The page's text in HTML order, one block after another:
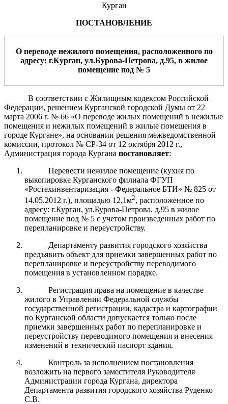
Курган
ПОСТАНОВЛЕНИЕ
О переводе нежилогопомещения, расположенногопо
адресу: г.Курган, ул.Бурова-Петрова, д.95, в жилое
помещение под № 5
В соответствии с Жилищным кодексом Российской
Федерации, решением Курганской городской Думы от 22
марта 2006 г. № 66 «О переводе жилых помещений в нежилые
помещения и нежилых помещений в жилые помещения в
городе Кургане», на основании решения межведомственной
комиссии, протокол № СР-34 от 12 октября 2012 г.,
Администрация города Кургана постановляет:
Перевести нежилое помещение (кухня по
выкопировке Курганского филиала ФГУП
«Ростехинвентаризация - Федеральное БТИ» № 825 от
14.05.2012 г.), площадью 12,1м2, расположенное по
адресу: г.Курган, ул.Бурова-Петрова, д.95 в жилое
помещение под № 5 с учетом произведенных работ по
перепланировке и переустройству.
Департаменту развития городского хозяйства
предъявить объект для приемки завершенных работ по
перепланировке и переустройству переводимого
помещения в установленном порядке.
Регистрация права на помещение в качестве
жилого в Управлении Федеральной службы
государственной регистрации, кадастра и картографии
по Курганской области допускается только после
приемки завершенных работ по перепланировке и
переустройству переводимого помещения и внесения
изменений в технический паспорт здания.
Контроль за исполнением постановления
возложить на первого заместителя Руководителя
Администрации города Кургана, директора
Департамента развития городского хозяйства Руденко
С.В.